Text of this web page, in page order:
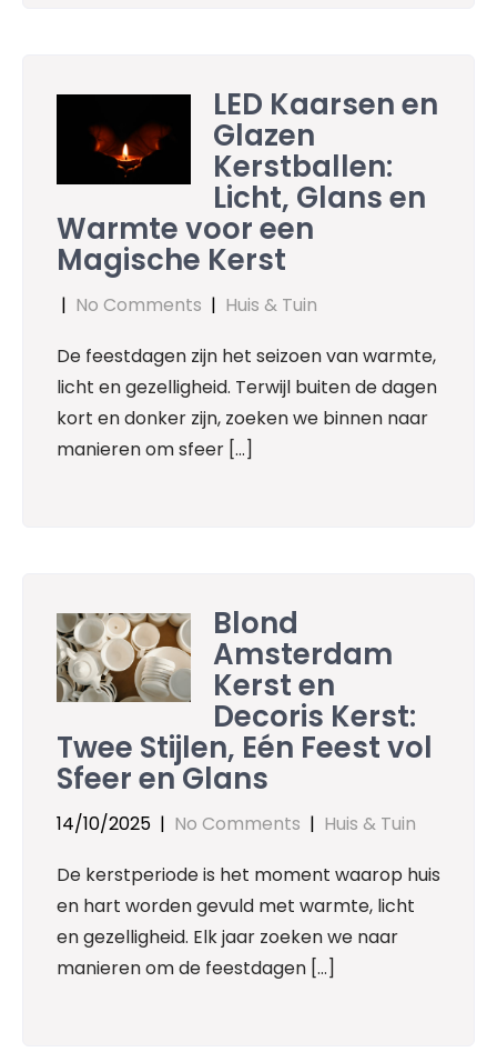
LED Kaarsen en
Glazen
Kerstballen:
Licht, Glans en
Warmte voor een
Magische Kerst
| No Comments | Huis & Tuin
De feestdagen zijn het seizoen van warmte,
licht en gezelligheid. Terwijl buiten de dagen
kort en donker zijn, zoeken we binnen naar
manieren om sfeer […]
Blond
Amsterdam
Kerst en
Decoris Kerst:
Twee Stijlen, Eén Feest vol
Sfeer en Glans
14/10/2025 | No Comments | Huis & Tuin
De kerstperiode is het moment waarop huis
en hart worden gevuld met warmte, licht
en gezelligheid. Elk jaar zoeken we naar
manieren om de feestdagen […]